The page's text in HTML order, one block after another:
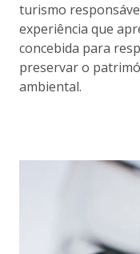
turismo
experiência que
concebida para
preservar o
ambiental.